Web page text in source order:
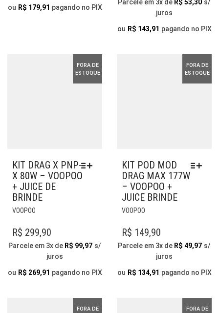
OPÇÕES
ou R$ 179,91 pagando no PIX
AS
DO
Parcele em 3x de R$ 53,30 s/
juros
ou R$ 143,91 pagando no PIX
FORA DE
ESTOQUE
KIT DRAG X PNP-
X 80W – VOOPOO
+ JUICE DE
BRINDE
VOOPOO
TEM
VÁRIAS
VARIANTES.
OPÇÕES
R$ 299,90
Parcele em 3x de R$ 99,97 s/
juros
ou R$ 269,91 pagando no PIX
FORA DE
ESTOQUE
KIT POD MOD
DRAG MAX 177W
– VOOPOO +
JUICE BRINDE
VOOPOO
TEM
VÁRIAS
VARIANTES.
OPÇÕES
R$ 149,90
Parcele em 3x de R$ 49,97 s/
juros
ou R$ 134,91 pagando no PIX
FORA DE
FORA DE